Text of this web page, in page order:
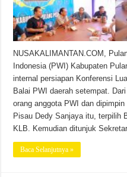
NUSAKALIMANTAN.COM,
Indonesia (PWI) Kabupaten
internal persiapan Konferensi
Balai PWI daerah setempat.
orang anggota PWI dan
Pisau Dedy Sanjaya itu, terpilih
KLB. Kemudian ditunjuk
Baca Selanjutnya »